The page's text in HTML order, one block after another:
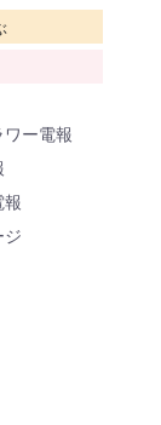
ワー電報
報
ジ